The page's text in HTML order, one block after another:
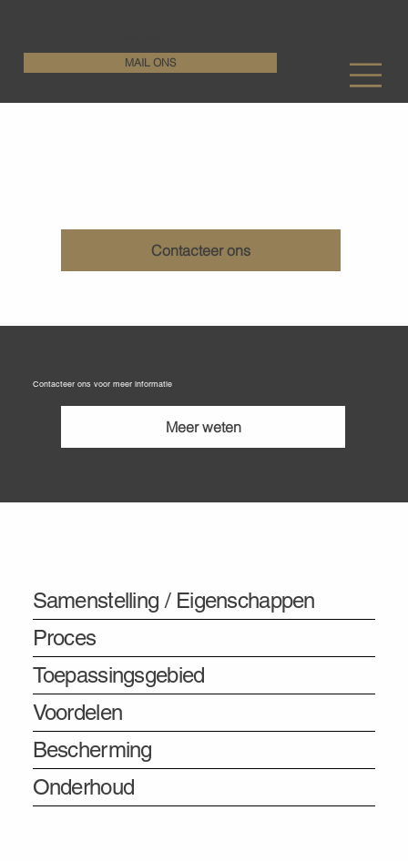
MAIL ONS
Contacteer ons
Contacteer ons voor meer informatie
Meer weten
Samenstelling / Eigenschappen
Proces
Toepassingsgebied
Voordelen
Bescherming
Onderhoud